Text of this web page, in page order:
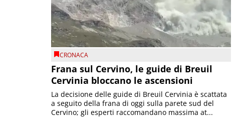
CRONACA
Frana sul Cervino, le guide di Breuil
Cervinia bloccano le ascensioni
La decisione delle guide di Breuil Cervinia è scattata
a seguito della frana di oggi sulla parete sud del
Cervino; gli esperti raccomandano massima at...